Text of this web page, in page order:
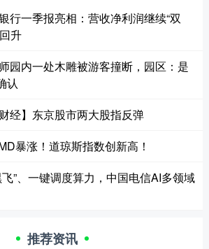
行一季报亮相：营收净利润继续“双
升
园内一处木雕被游客撞断，园区：是
认
经】东京股市两大股指反弹
暴涨！道琼斯指数创新高！
”、一键调度算力，中国电信AI多领域
推荐资讯